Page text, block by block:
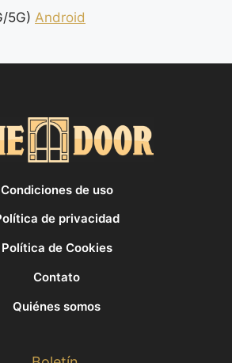
5G) Android
Condiciones de uso
de privacidad
Política de Cookies
Contato
Quiénes somos